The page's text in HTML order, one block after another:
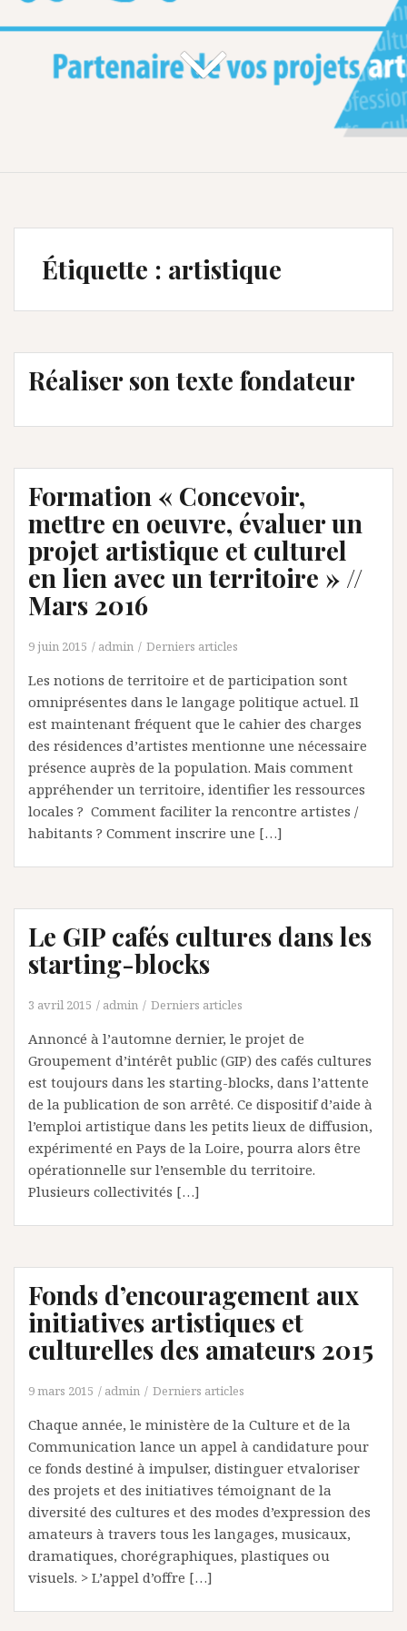
Étiquette : artistique
Réaliser son texte fondateur
Formation « Concevoir,
mettre en oeuvre, évaluer un
projet artistique et culturel
en lien avec un territoire » //
Mars 2016
9 juin 2015 admin Derniers articles
Les notions de territoire et de participation sont
omniprésentes dans le langage politique actuel. Il
est maintenant fréquent que le cahier des charges
des résidences d’artistes mentionne une nécessaire
présence auprès de la population. Mais comment
appréhender un territoire, identifier les ressources
locales ? Comment faciliter la rencontre artistes /
habitants ? Comment inscrire une […]
Le GIP cafés cultures dans les
starting-blocks
3 avril 2015 admin Derniers articles
Annoncé à l’automne dernier, le projet de
Groupement d’intérêt public (GIP) des cafés cultures
est toujours dans les starting-blocks, dans l’attente
de la publication de son arrêté. Ce dispositif d’aide à
l’emploi artistique dans les petits lieux de diffusion,
expérimenté en Pays de la Loire, pourra alors être
opérationnelle sur l’ensemble du territoire.
Plusieurs collectivités […]
Fonds d’encouragement aux
initiatives artistiques et
culturelles des amateurs 2015
9 mars 2015 admin Derniers articles
Chaque année, le ministère de la Culture et de la
Communication lance un appel à candidature pour
ce fonds destiné à impulser, distinguer etvaloriser
des projets et des initiatives témoignant de la
diversité des cultures et des modes d’expression des
amateurs à travers tous les langages, musicaux,
dramatiques, chorégraphiques, plastiques ou
visuels. > L’appel d’offre […]